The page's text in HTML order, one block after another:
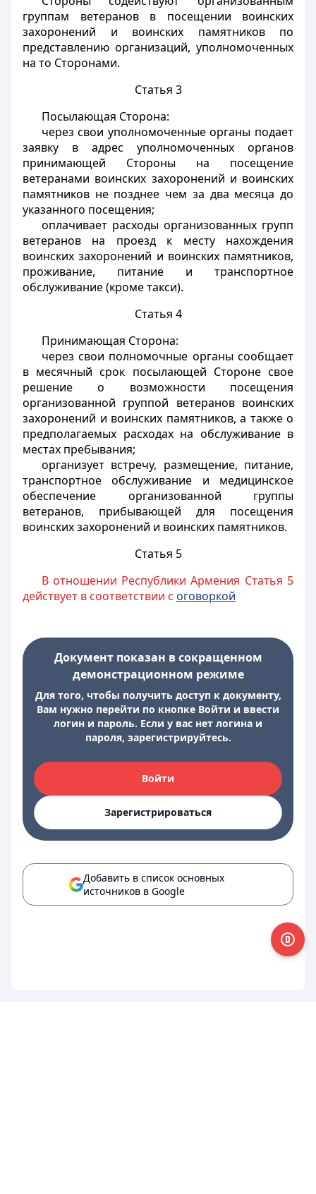
группам ветеранов в посещении воинских
захоронений и воинских памятников по
представлению организаций, уполномоченных
на то Сторонами.
Статья 3
Посылающая Сторона:
через свои уполномоченные органы подает
заявку в адрес уполномоченных органов
принимающей Стороны на посещение
ветеранами воинских захоронений и воинских
памятников не позднее чем за два месяца до
указанного посещения;
оплачивает расходы организованных групп
ветеранов на проезд к месту нахождения
воинских захоронений и воинских памятников,
проживание, питание и транспортное
обслуживание (кроме такси).
Статья 4
Принимающая Сторона:
через свои полномочные органы сообщает
в месячный срок посылающей Стороне свое
решение о возможности посещения
организованной группой ветеранов воинских
захоронений и воинских памятников, а также о
предполагаемых расходах на обслуживание в
местах пребывания;
организует встречу, размещение, питание,
транспортное обслуживание и медицинское
обеспечение организованной группы
ветеранов, прибывающей для посещения
воинских захоронений и воинских памятников.
Статья 5
В отношении Республики Армения Статья 5
действует в соответствии с оговоркой
Документ показан в сокращенном
демонстрационном режиме
Для того, чтобы получить доступ к документу,
Вам нужно перейти по кнопке Войти и ввести
логин и пароль. Если у вас нет логина и
пароля, зарегистрируйтесь.
Войти
Зарегистрироваться
Добавить в список основных
источников в Google